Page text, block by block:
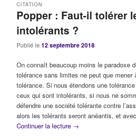
Popper : Faut-il tolérer
intolérants ?
CITATION
Publié le12 septembre 2018
On connaît beaucoup moins le paradoxe
tolérance sans limites ne peut que mener
tolérance. Si nous étendons une
ceux qui sont intolérants, si nous ne
défendre une société tolérante contre
alors les tolérants seront anéantis, et
Continuer la lecture →